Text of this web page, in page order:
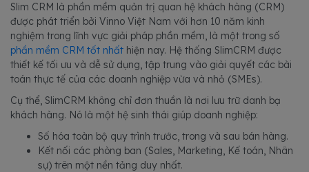
Slim CRM là phần mềm quản trị quan hệ khách hàng (CRM)
được phát triển bởi Vinno Việt Nam với hơn 10 năm kinh
nghiệm trong lĩnh vực giải pháp phần mềm, là một trong số
phần mềm CRM tốt nhất hiện nay. Hệ thống SlimCRM được
thiết kế tối ưu và dễ sử dụng, tập trung vào giải quyết các bài
toán thực tế của các doanh nghiệp vừa và nhỏ (SMEs).
Cụ thể, SlimCRM không chỉ đơn thuần là nơi lưu trữ danh bạ
khách hàng. Nó là một hệ sinh thái giúp doanh nghiệp:
Số hóa toàn bộ quy trình trước, trong và sau bán hàng.
Kết nối các phòng ban (Sales, Marketing, Kế toán, Nhân
sự) trên một nền tảng duy nhất.